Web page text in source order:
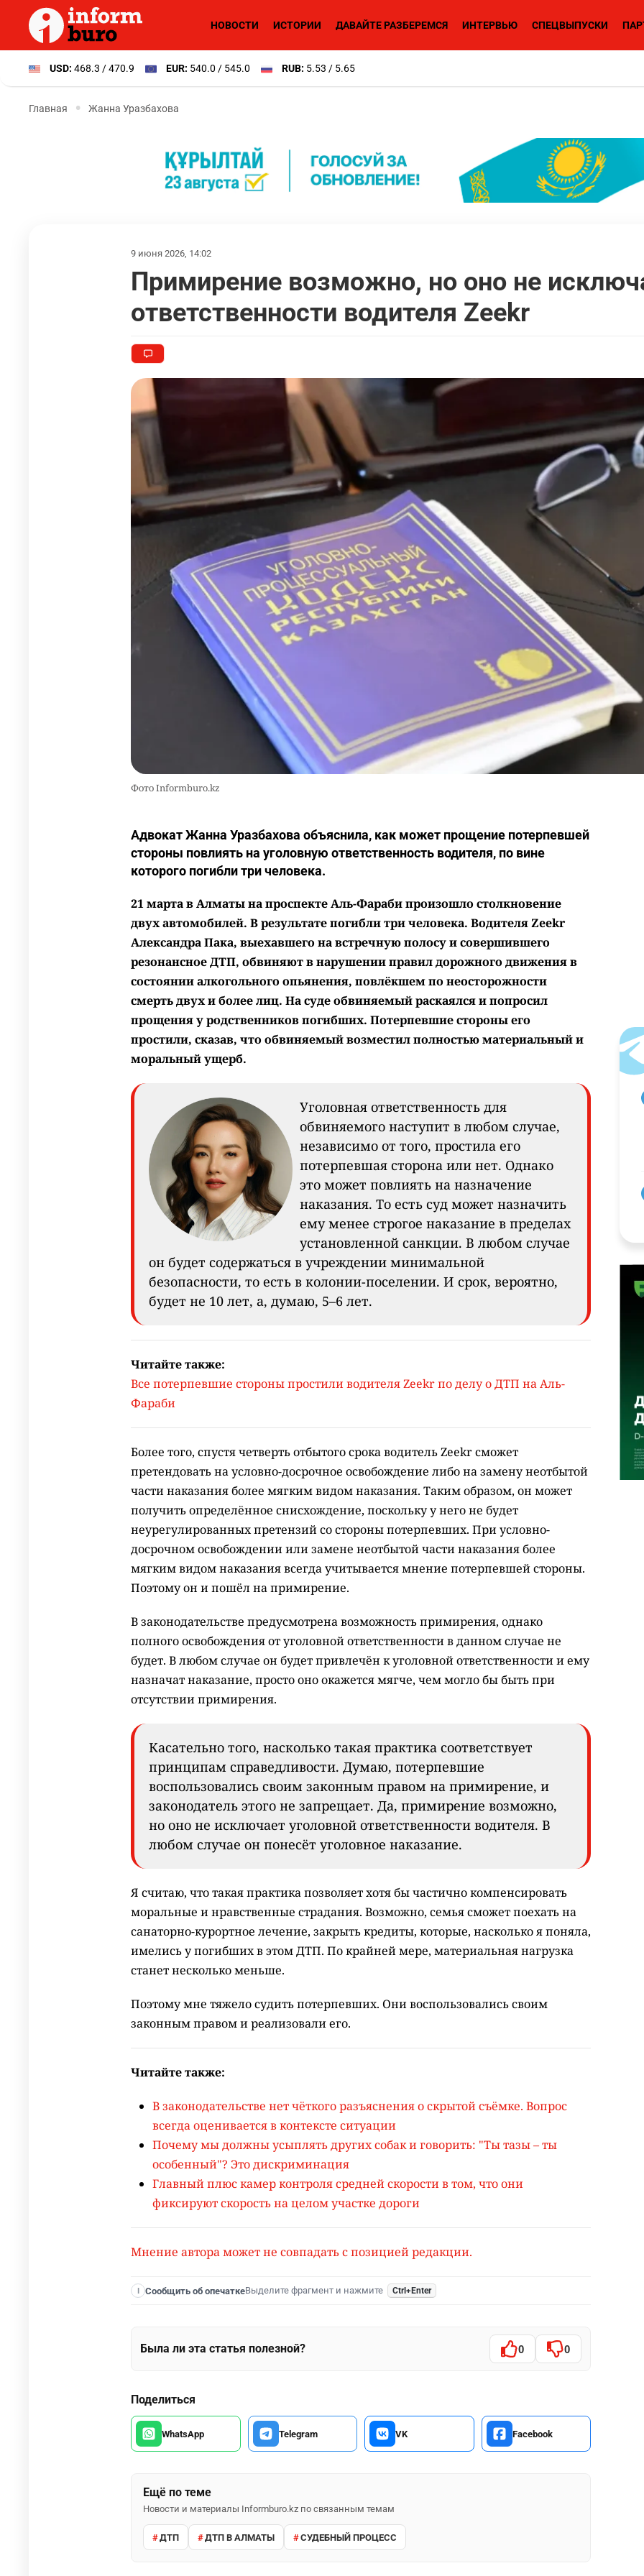
НОВОСТИ ИСТОРИИ ДАВАЙТЕ РАЗБЕРЕМСЯ ИНТЕРВЬЮ СПЕЦВЫПУСКИ
USD: 468.3 / 470.9 EUR: 540.0 / 545.0 RUB: 5.53 / 5.65
Главная Жанна Уразбахова
9 июня 2026, 14:02
Примирение возможно, но оно не
ответственности водителя Zeekr
Фото Informburo.kz
Адвокат Жанна Уразбахова объяснила, как может прощение потерпевшей
стороны повлиять на уголовную ответственность водителя, по вине
которого погибли три человека.
21 марта в Алматы на проспекте Аль-Фараби произошло столкновение
двух автомобилей. В результате погибли три человека. Водителя Zeekr
Александра Пака, выехавшего на встречную полосу и совершившего
резонансное ДТП, обвиняют в нарушении правил дорожного движения в
состоянии алкогольного опьянения, повлёкшем по неосторожности
смерть двух и более лиц. На суде обвиняемый раскаялся и попросил
прощения у родственников погибших. Потерпевшие стороны его
простили, сказав, что обвиняемый возместил полностью материальный и
моральный ущерб.
Уголовная ответственность для
обвиняемого наступит в любом случае,
независимо от того, простила его
потерпевшая сторона или нет. Однако
это может повлиять на назначение
наказания. То есть суд может назначить
ему менее строгое наказание в пределах
установленной санкции. В любом случае
он будет содержаться в учреждении минимальной
безопасности, то есть в колонии-поселении. И срок, вероятно,
будет не 10 лет, а, думаю, 5–6 лет.
Читайте также:
Все потерпевшие стороны простили водителя Zeekr по делу о ДТП на Аль-
Фараби
Более того, спустя четверть отбытого срока водитель Zeekr сможет
претендовать на условно-досрочное освобождение либо на замену неотбытой
части наказания более мягким видом наказания. Таким образом, он может
получить определённое снисхождение, поскольку у него не будет
неурегулированных претензий со стороны потерпевших. При условно-
досрочном освобождении или замене неотбытой части наказания более
мягким видом наказания всегда учитывается мнение потерпевшей стороны.
Поэтому он и пошёл на примирение.
В законодательстве предусмотрена возможность примирения, однако
полного освобождения от уголовной ответственности в данном случае не
будет. В любом случае он будет привлечён к уголовной ответственности и ему
назначат наказание, просто оно окажется мягче, чем могло бы быть при
отсутствии примирения.
Касательно того, насколько такая практика соответствует
принципам справедливости. Думаю, потерпевшие
воспользовались своим законным правом на примирение, и
законодатель этого не запрещает. Да, примирение возможно,
но оно не исключает уголовной ответственности водителя. В
любом случае он понесёт уголовное наказание.
Я считаю, что такая практика позволяет хотя бы частично компенсировать
моральные и нравственные страдания. Возможно, семья сможет поехать на
санаторно-курортное лечение, закрыть кредиты, которые, насколько я поняла,
имелись у погибших в этом ДТП. По крайней мере, материальная нагрузка
станет несколько меньше.
Поэтому мне тяжело судить потерпевших. Они воспользовались своим
законным правом и реализовали его.
Читайте также:
В законодательстве нет чёткого разъяснения о скрытой съёмке. Вопрос
всегда оценивается в контексте ситуации
Почему мы должны усыплять других собак и говорить: "Ты тазы – ты
особенный"? Это дискриминация
Главный плюс камер контроля средней скорости в том, что они
фиксируют скорость на целом участке дороги
Мнение автора может не совпадать с позицией редакции.
I Сообщить об опечаткеВыделите фрагмент и нажмите Ctrl+Enter
Была ли эта статья полезной? 0 0
Поделиться
WhatsApp Telegram VK Facebook
Ещё по теме
Новости и материалы Informburo.kz по связанным темам
ДТП ДТП В АЛМАТЫ СУДЕБНЫЙ ПРОЦЕСС